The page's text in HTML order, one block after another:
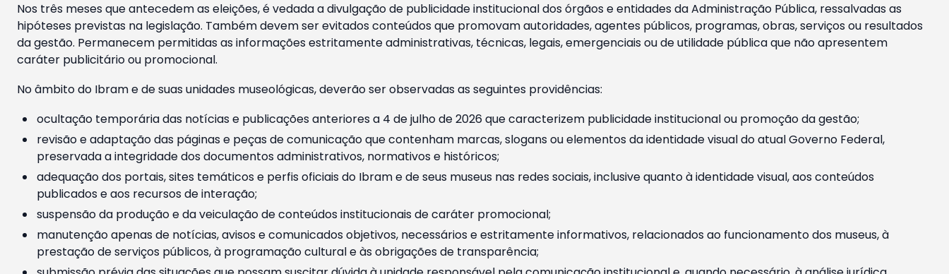
Nos três meses que antecedem as eleições, é vedada a divulgação de publicidade institucional dos órgãos e entidades da Administração Pública, ressalvadas as
hipóteses previstas na legislação. Também devem ser evitados conteúdos que promovam autoridades, agentes públicos, programas, obras, serviços ou resultados
da gestão. Permanecem permitidas as informações estritamente administrativas, técnicas, legais, emergenciais ou de utilidade pública que não apresentem
caráter publicitário ou promocional.
No âmbito do Ibram e de suas unidades museológicas, deverão ser observadas as seguintes providências:
ocultação temporária das notícias e publicações anteriores a 4 de julho de 2026 que caracterizem publicidade institucional ou promoção da gestão;
revisão e adaptação das páginas e peças de comunicação que contenham marcas, slogans ou elementos da identidade visual do atual Governo Federal,
preservada a integridade dos documentos administrativos, normativos e históricos;
adequação dos portais, sites temáticos e perfis oficiais do Ibram e de seus museus nas redes sociais, inclusive quanto à identidade visual, aos conteúdos
publicados e aos recursos de interação;
suspensão da produção e da veiculação de conteúdos institucionais de caráter promocional;
manutenção apenas de notícias, avisos e comunicados objetivos, necessários e estritamente informativos, relacionados ao funcionamento dos museus, à
prestação de serviços públicos, à programação cultural e às obrigações de transparência;